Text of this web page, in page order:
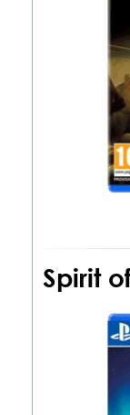
Spirit